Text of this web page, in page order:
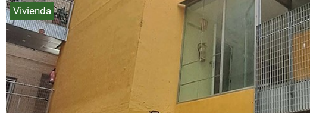
Vivienda